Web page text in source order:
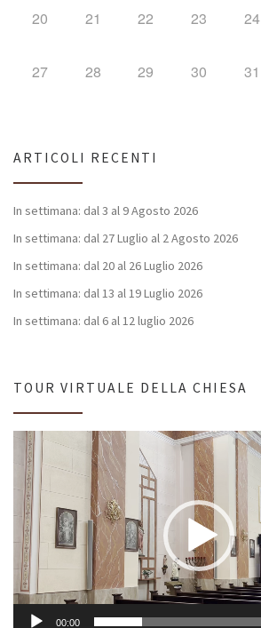
20 21 22 23 24
27 28 29 30 31
ARTICOLI RECENTI
In settimana: dal 3 al 9 Agosto 2026
In settimana: dal 27 Luglio al 2 Agosto 2026
In settimana: dal 20 al 26 Luglio 2026
In settimana: dal 13 al 19 Luglio 2026
In settimana: dal 6 al 12 luglio 2026
TOUR VIRTUALE DELLA CHIESA
Video
Player
00:00